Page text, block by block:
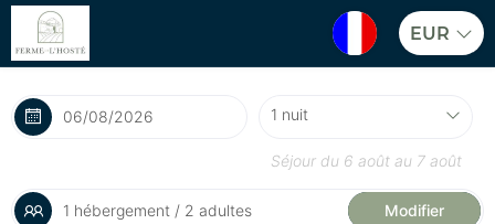
EUR
Séjour du 6 août au 7 août
1 hébergement / 2 adultes Modifier